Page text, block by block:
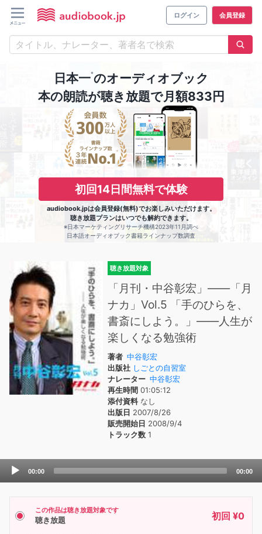
ログイン 会員登録
日本一※のオーディオブック
本の朗読が聴き放題で月額833円
初回14日間無料で体験
audiobook.jpは会員登録(無料)でお楽しみいただけます。
聴き放題プランはいつでも解約できます。
※日本マーケティングリサーチ機構2023年11月調べ
日本語オーディオブック書籍ラインナップ数調査
聴き放題対象
「月刊・中谷彰宏」――「月
ナカ」Vol.5 「手のひらを、
書斎にしよう。」――人生が
楽しくなる勉強術
著者 中谷彰宏
出版社 しごとの自習室
ナレーター 中谷彰宏
再生時間 01:05:12
添付資料なし
出版日 2007/8/26
販売開始日 2008/9/4
トラック数 1
Audio
00:00 00:00
この作品は聴き放題対象です
聴き放題 初回 ¥0